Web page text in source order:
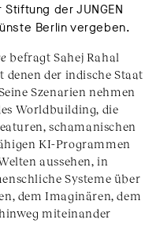
der JUNGEN
Berlin vergeben.
befragt Sahej Rahal
der indische Staat
Szenarien nehmen
Worldbuilding, die
schamanischen
KI-Programmen
aussehen, in
Systeme über
dem Imaginären, dem
miteinander